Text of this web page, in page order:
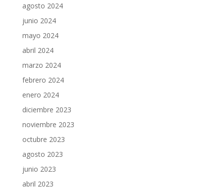
agosto 2024
junio 2024
mayo 2024
abril 2024
marzo 2024
febrero 2024
enero 2024
diciembre 2023
noviembre 2023
octubre 2023
agosto 2023
junio 2023
abril 2023